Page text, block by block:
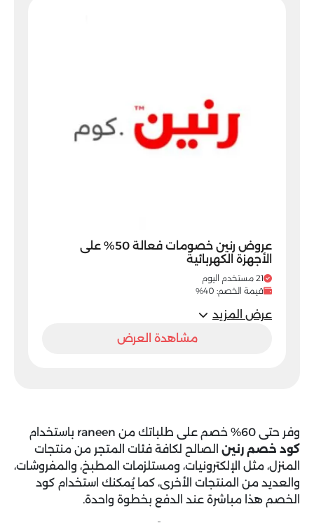
عروض رنين خصومات فعالة 50% على
الأجهزة الكهربائية
21 مستخدم اليوم
قيمة الخصم: 40%
عرض المزيد
مشاهدة العرض
وفر حتى 60% خصم على طلباتك من raneen باستخدام
كود خصم رنين الصالح لكافة فئات المتجر من منتجات
المنزل، مثل الإلكترونيات، ومستلزمات المطبخ، والمفروشات،
والعديد من المنتجات الأخرى، كما يُمكنك استخدام كود
الخصم هذا مباشرة عند الدفع بخطوة واحدة.